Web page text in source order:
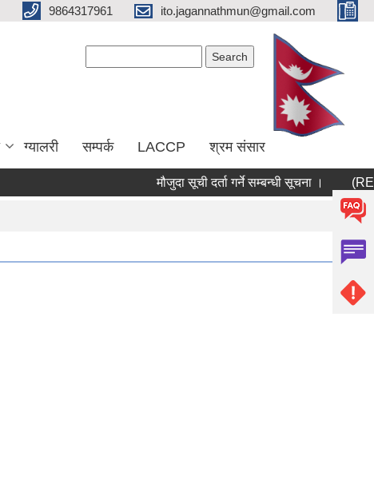
9864317961 ito.jagannathmun@gmail.com
ग्यालरी सम्पर्क LACCP श्रम संसार
मौजुदा सूची दर्ता गर्ने सम्बन्धी सूचना ।